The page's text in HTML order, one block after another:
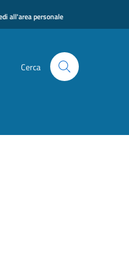
all'area personale
Cerca